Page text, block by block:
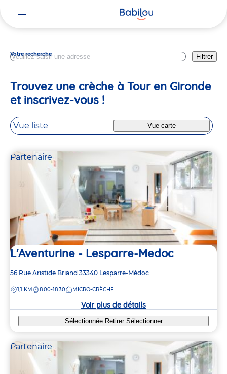
Votre recherche Filtrer
Trouvez une crèche à Tour en Gironde
et inscrivez-vous !
Vue liste Vue carte
Partenaire
L'Aventurine - Lesparre-Medoc
Adresse
la
56 Rue Aristide Briand 33340 Lesparre-Médoc
DISTANCE
1,1 KM 8:00-18:30 MICRO-CRÈCHE
Voir plus de détails
Sélectionnée Retirer Sélectionner
Partenaire